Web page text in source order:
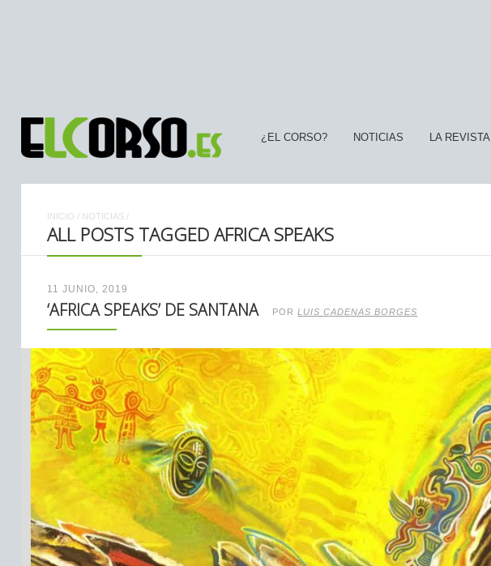
¿EL CORSO? NOTICIAS LA REVISTA
INICIO / NOTICIAS /
ALL POSTS TAGGED AFRICA SPEAKS
11 JUNIO, 2019
‘AFRICA SPEAKS’ DE SANTANA PORLUIS CADENAS BORGES